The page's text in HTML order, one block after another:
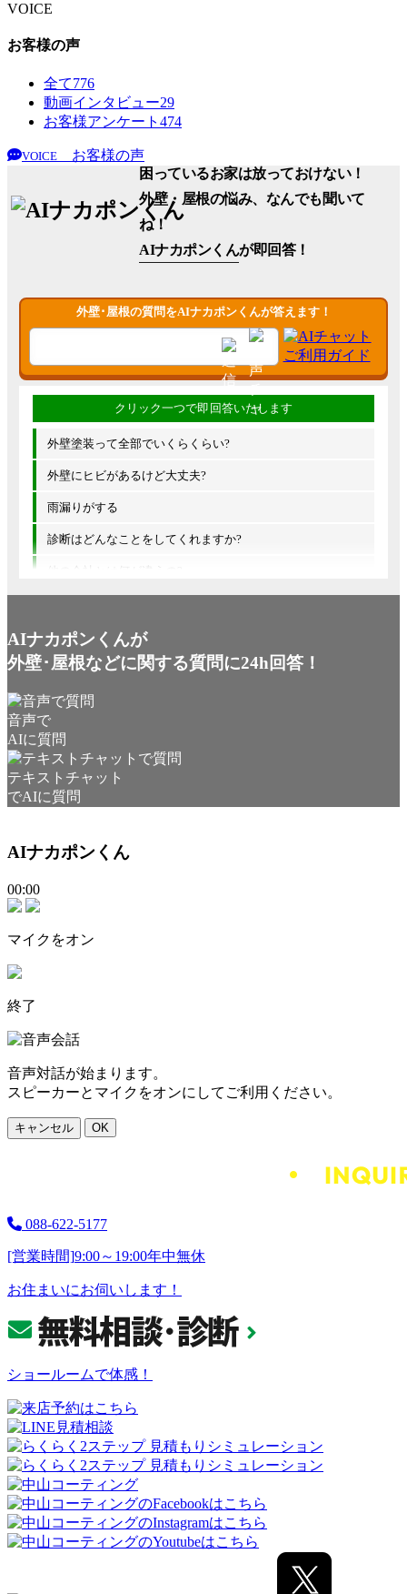
VOICE
お客様の声
全て776
動画インタビュー29
お客様アンケート 474
VOICE
お客様の声
困っているお家は放っておけない！
外壁・屋根の悩み、なんでも聞いて
ね！
AIナカポンくんが即回答！
外壁･屋根の質問をAIナカポンくんが答えます！
外壁塗装って全部でいくらくらい?
外壁にヒビがあるけど大丈夫?
雨漏りがする
診断はどんなことをしてくれますか?
他の会社とは何が違うの?
AIナカポンくんが
外壁･屋根などに関する質問に24h回答！
音声で
AIに質問
テキストチャット
でAIに質問
AIナカポンくん
00:00
マイクをオン
終了
音声対話が始まります。
スピーカーとマイクをオンにしてご利用ください。
キャンセル OK
088-622-5177
[営業時間]9:00～19:00年中無休
お住まいにお伺いします！
ショールームで体感！